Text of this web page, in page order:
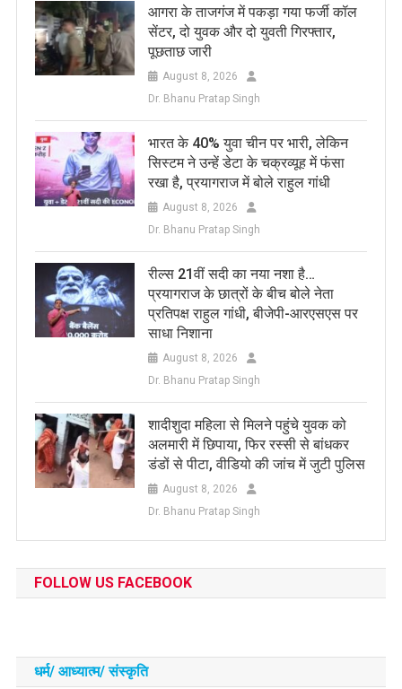
आगरा के ताजगंज में पकड़ा गया फर्जी कॉल
सेंटर, दो युवक और दो युवती गिरफ्तार,
पूछताछ जारी
August 8, 2026
Dr. Bhanu Pratap Singh
भारत के 40% युवा चीन पर भारी, लेकिन
सिस्टम ने उन्हें डेटा के चक्रव्यूह में फंसा
रखा है, प्रयागराज में बोले राहुल गांधी
August 8, 2026
Dr. Bhanu Pratap Singh
रील्स 21वीं सदी का नया नशा है…
प्रयागराज के छात्रों के बीच बोले नेता
प्रतिपक्ष राहुल गांधी, बीजेपी-आरएसएस पर
साधा निशाना
August 8, 2026
Dr. Bhanu Pratap Singh
शादीशुदा महिला से मिलने पहुंचे युवक को
अलमारी में छिपाया, फिर रस्सी से बांधकर
डंडों से पीटा, वीडियो की जांच में जुटी पुलिस
August 8, 2026
Dr. Bhanu Pratap Singh
FOLLOW US FACEBOOK
धर्म/ आध्‍यात्‍म/ संस्‍कृति